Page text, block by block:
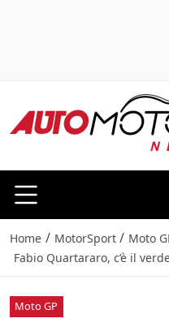
Home / MotorSport / Moto
Fabio Quartararo, c’è il
Moto GP